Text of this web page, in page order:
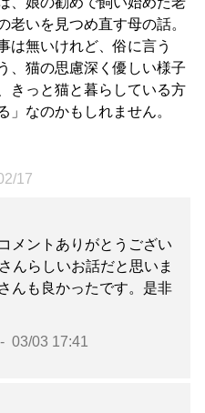
老いを見つめ直す母の話。
は無いけれど、俗に言う
、猫の思慮深く優しい様子
きっと猫と暮らしている方
」なのかもしれません。
17
メントありがとうござい
んらしいお話だと思いま
んも良かったです。是非
03/03 17:41